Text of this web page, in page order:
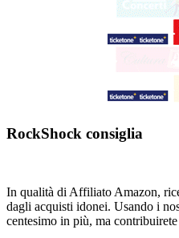
RockShock consiglia
In qualità di Affiliato Amazon,
dagli acquisti idonei. Usando i
centesimo in più, ma